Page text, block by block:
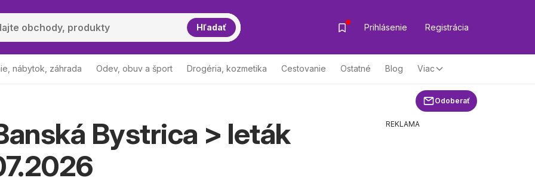
Hľadať Prihlásenie Registrácia
nábytok, záhrada Odev, obuv a šport Drogéria, kozmetika Cestovanie Ostatné Blog Viac
Odoberať
Bystrica > leták
REKLAMA